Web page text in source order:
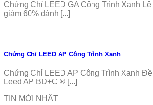
Chứng Chỉ LEED GA Công Trình Xanh
giảm 60% dành [...]
Chứng Chỉ LEED AP Công Trình Xanh
Chứng Chỉ LEED AP Công Trình Xanh
Leed AP BD+C ® [...]
TIN MỚI NHẤT